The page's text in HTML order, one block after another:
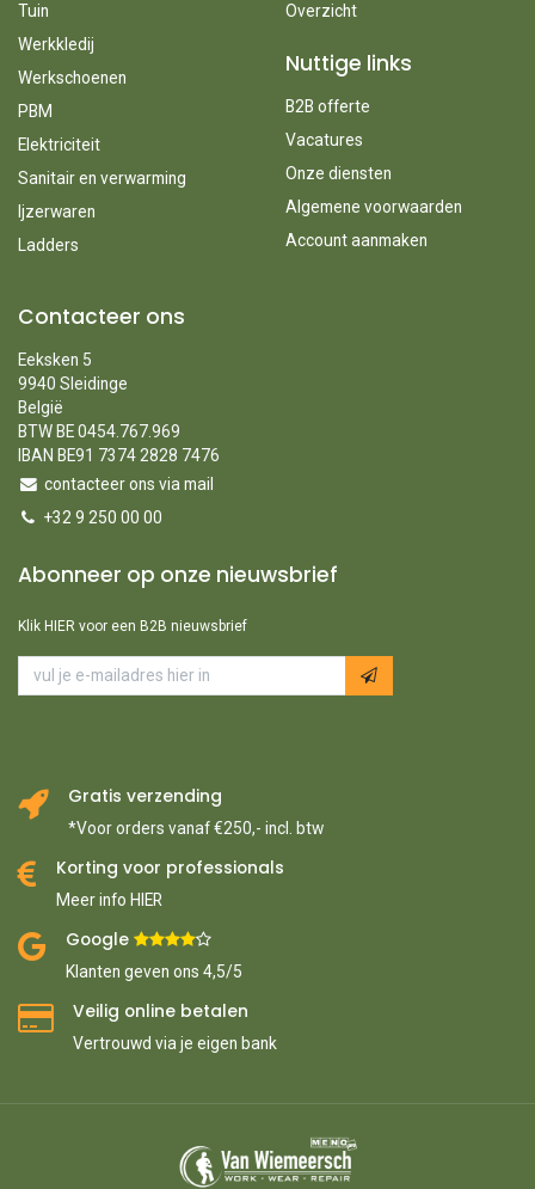
Tuin
Werkkledij
Werkschoenen
PBM
Elektriciteit
Sanitair en verwarming
Ijzerwaren
Ladders
Overzicht
Nuttige links
B2B offerte
Vacatures
Onze diensten
Algemene voorwaarden
Account aanmaken
Contacteer ons
Eeksken 5
9940 Sleidinge
België
BTW BE 0454.767.969
IBAN BE91 7374 2828 7476
contacteer ons via mail
+32 9 250 00 00
Abonneer op onze nieuwsbrief
Klik HIER voor een B2B nieuwsbrief
Gratis verzending
*Voor orders vanaf €250,- incl. btw
Korting voor professionals
Meer info HIER
Google ​
Klanten geven ons 4,5/5
Veilig online betalen
Vertrouwd via je eigen bank